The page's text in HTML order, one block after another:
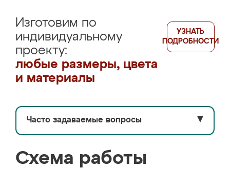
Изготовим по
индивидуальному
проекту:
любые размеры, цвета
и материалы
УЗНАТЬ
ПОДРОБНОСТИ
Часто задаваемые вопросы ▼
Схема работы